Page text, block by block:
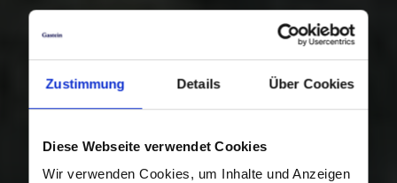
Zustimmung Details Über Cookies
Diese Webseite verwendet Cookies
Wir verwenden Cookies, um Inhalte und Anzeigen